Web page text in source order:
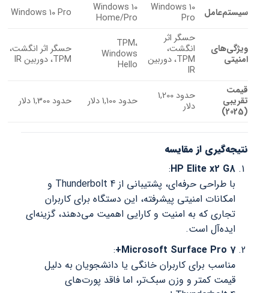
سیستم‌عامل
Windows 10
Pro
Windows 10
Home/Pro
Windows 10 Pro
ویژگی‌های
امنیتی
حسگر اثر
انگشت،
TPM، دوربین
IR
TPM،
Windows
Hello
حسگر اثر انگشت،
TPM، دوربین IR
قیمت
تقریبی
(2025)
حدود 1,200
دلار حدود 1,100 دلار حدود 1,300 دلار
نتیجه‌گیری از مقایسه
HP Elite x2 G8
:
با طراحی حرفه‌ای، پشتیبانی از Thunderbolt 4 و
امکانات امنیتی پیشرفته، این دستگاه برای کاربران
تجاری که به امنیت و کارایی اهمیت می‌دهند، گزینه‌ای
ایده‌آل است.
Microsoft Surface Pro 7+
:
مناسب برای کاربران خانگی یا دانشجویان به دلیل
قیمت کمتر و وزن سبک‌تر، اما فاقد پورت‌های